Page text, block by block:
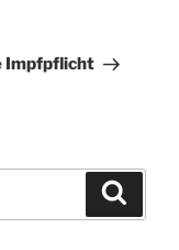
Impfpflicht